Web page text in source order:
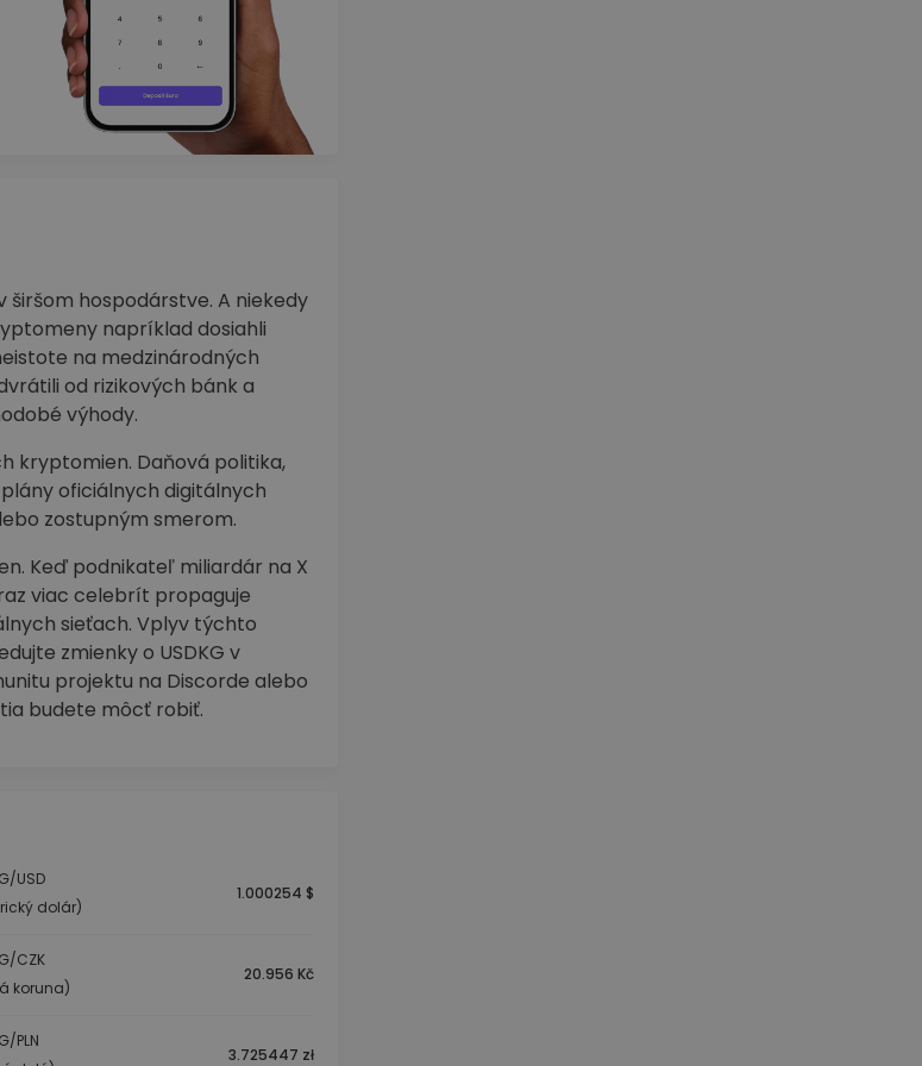
širšom hospodárstve. A niekedy
napríklad dosiahli
na medzinárodných
od rizikových bánk a
výhody.
kryptomien. Daňová politika,
oficiálnych digitálnych
zostupným smerom.
Keď podnikateľ miliardár na X
viac celebrít propaguje
sieťach. Vplyv týchto
zmienky o USDKG v
projektu na Discorde alebo
budete môcť robiť.
USD
dolár)
1.000254 $
CZK
koruna)
20.956 Kč
PLN
3.725447 zł